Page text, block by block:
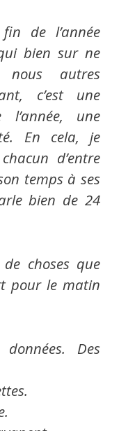
de l’année
bien sur ne
autres
c’est une
l’année, une
En cela, je
d’entre
temps à ses
bien de 24
choses que
pour le matin
Des